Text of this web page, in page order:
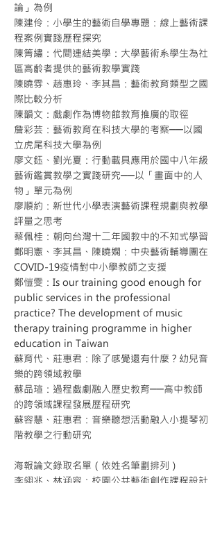
論」為例
陳建伶：小學生的藝術自學專題：線上藝術課
程案例實踐歷程探究
陳箐繡：代間連結美學：大學藝術系學生為社
區高齡者提供的藝術教學實踐
陳曉雰、趙惠玲、李其昌：藝術教育類型之國
際比較分析
陳韻文：戲劇作為博物館教育推廣的取徑
詹彩芸：藝術教育在科技大學的考察──以國
立虎尾科技大學為例
廖文鈺、劉光夏：行動載具應用於國中八年級
藝術鑑賞教學之實踐研究──以「畫面中的人
物」單元為例
廖順約：新世代小學表演藝術課程規劃與教學
評量之思考
蔡佩桂：朝向台灣十二年國教中的不知式學習
鄭明憲、李其昌、陳曉嫻：中央藝術輔導團在
COVID-19疫情對中小學教師之支援
鄭愷雯：Is our training good enough for
public services in the professional
practice? The development of music
therapy training programme in higher
education in Taiwan
蘇育代、莊惠君：除了感覺還有什麼？幼兒音
樂的跨領域教學
蘇品瑄：過程戲劇融入歷史教育──高中教師
的跨領域課程發展歷程研究
蘇容慧、莊惠君：音樂聽想活動融入小提琴初
階教學之行動研究
海報論文錄取名單（依姓名筆劃排列）
李翎兆、林涵容：校園公共藝術創作課程設計